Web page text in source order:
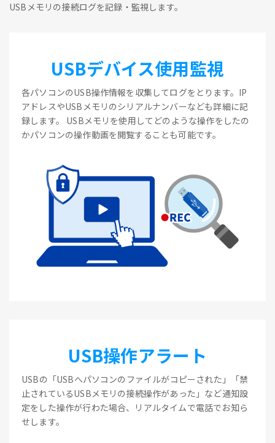
USBメモリの接続ログを記録・監視します。
USBデバイス使用監視
各パソコンのUSB操作情報を収集してログをとります。IP
アドレスやUSBメモリのシリアルナンバーなども詳細に記
録します。 USBメモリを使用してどのような操作をしたの
かパソコンの操作動画を閲覧することも可能です。
USB操作アラート
USBの「USBへパソコンのファイルがコピーされた」「禁
止されているUSBメモリの接続操作があった」など通知設
定をした操作が行わた場合、リアルタイムで電話でお知ら
せします。